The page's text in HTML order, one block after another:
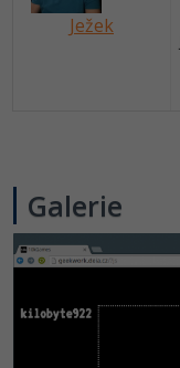
Ježek
Galerie